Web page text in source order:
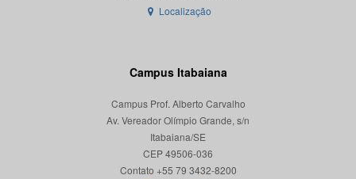
Localização
Campus Itabaiana
Campus Prof. Alberto Carvalho
Av. Vereador Olímpio Grande, s/n
Itabaiana/SE
CEP 49506-036